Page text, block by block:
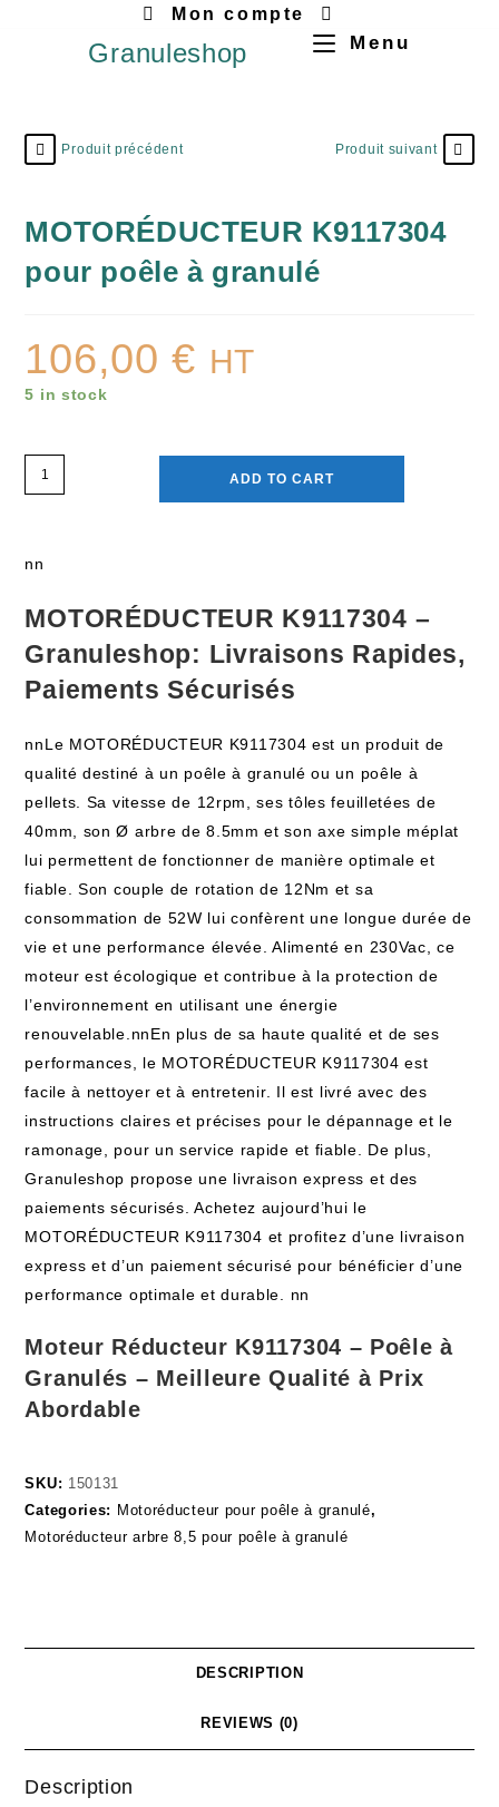
Mon compte
Granuleshop Menu
Produit précédent Produit suivant
MOTORÉDUCTEUR K9117304
pour poêle à granulé
106,00€ HT
5 in stock
ADD TO CART
nn
MOTORÉDUCTEUR K9117304 –
Granuleshop: Livraisons Rapides,
Paiements Sécurisés
nnLe MOTORÉDUCTEUR K9117304 est un produit de
qualité destiné à un poêle à granulé ou un poêle à
pellets. Sa vitesse de 12rpm, ses tôles feuilletées de
40mm, son Ø arbre de 8.5mm et son axe simple méplat
lui permettent de fonctionner de manière optimale et
fiable. Son couple de rotation de 12Nm et sa
consommation de 52W lui confèrent une longue durée de
vie et une performance élevée. Alimenté en 230Vac, ce
moteur est écologique et contribue à la protection de
l’environnement en utilisant une énergie
renouvelable.nnEn plus de sa haute qualité et de ses
performances, le MOTORÉDUCTEUR K9117304 est
facile à nettoyer et à entretenir. Il est livré avec des
instructions claires et précises pour le dépannage et le
ramonage, pour un service rapide et fiable. De plus,
Granuleshop propose une livraison express et des
paiements sécurisés. Achetez aujourd’hui le
MOTORÉDUCTEUR K9117304 et profitez d’une livraison
express et d’un paiement sécurisé pour bénéficier d’une
performance optimale et durable. nn
Moteur Réducteur K9117304 – Poêle à
Granulés – Meilleure Qualité à Prix
Abordable
SKU: 150131
Categories: Motoréducteur pour poêle à granulé,
Motoréducteur arbre 8,5 pour poêle à granulé
DESCRIPTION
REVIEWS (0)
Description